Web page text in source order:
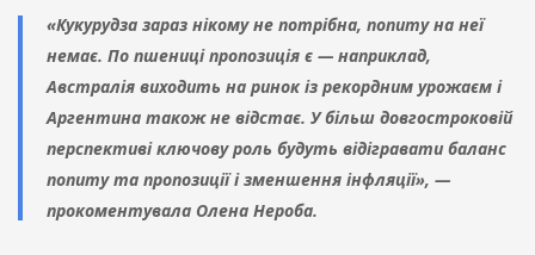
«‎Кукурудза зараз нікому не потрібна, попиту на неї
немає. По пшениці пропозиція є — наприклад,
Австралія виходить на ринок із рекордним урожаєм і
Аргентина також не відстає. У більш довгостроковій
перспективі ключову роль будуть відігравати баланс
попиту та пропозиції і зменшення інфляції», —
прокоментувала Олена Нероба.